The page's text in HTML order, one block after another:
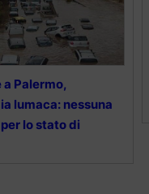
Palermo,
lumaca: nessuna
lo stato di